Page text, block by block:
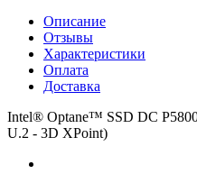
Описание
Отзывы
Характеристики
Оплата
Доставка
Intel® Optane™ SSD DC
U.2 - 3D XPoint)